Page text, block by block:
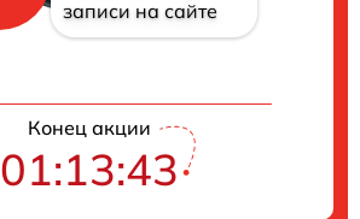
записи на сайте
Конец акции
01:13:42